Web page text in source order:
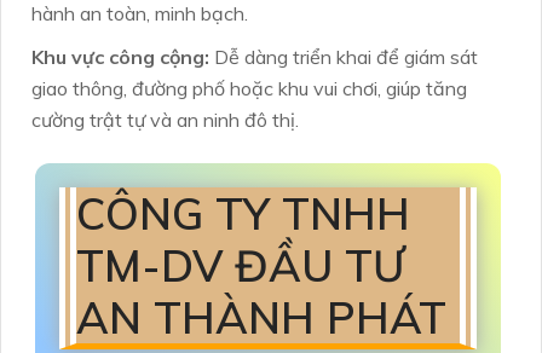
hành an toàn, minh bạch.
Khu vực công cộng: Dễ dàng triển khai để giám sát
giao thông, đường phố hoặc khu vui chơi, giúp tăng
cường trật tự và an ninh đô thị.
CÔNG TY TNHH
TM-DV ĐẦU TƯ
AN THÀNH PHÁT